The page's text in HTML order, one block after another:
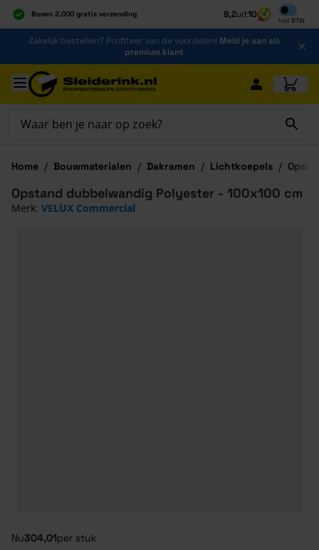
Boven 2.000 gratis verzending
Al 40 jaar dé specialist
Alles onder één dak
9,2uit10
Incl BTW
Inclusief
Ga naar de inhoud
Zakelijk bestellen? Profiteer van de voordelen! Meld je aan als
premium klant
Ga naar hoofdinhoud
Home / Bouwmaterialen / Dakramen / Lichtkoepels /
Nu304,01per stuk
Opstand dubbelwandig Polyester - 100x100 cm
Merk: VELUX Commercial